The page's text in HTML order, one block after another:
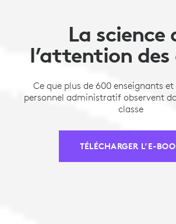
La science
l’attention des
Ce que plus de 600 enseignants
personnel administratif observent
classe
TÉLÉCHARGER L’E-